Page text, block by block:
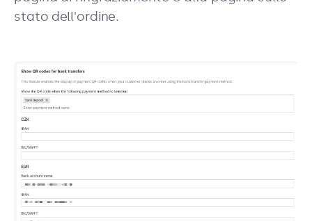
stato dell'ordine.